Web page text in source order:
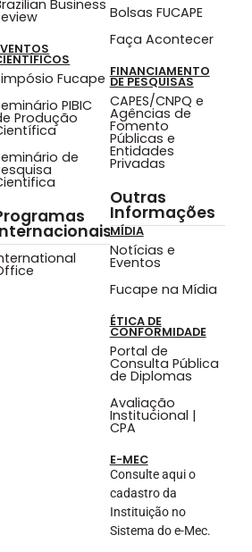
Business
Fucape
PIBIC
Produção
de
Bolsas FUCAPE
Faça Acontecer
FINANCIAMENTO
DE PESQUISAS
CAPES/CNPQ e
Agências de
Fomento
Públicas e
Entidades
Privadas
Outras
Informações
MÍDIA
Notícias e
Eventos
Fucape na Mídia
ÉTICA DE
CONFORMIDADE
Portal de
Consulta Pública
de Diplomas
Avaliação
Institucional |
CPA
E-MEC
Consulte aqui o
cadastro da
Instituição no
Sistema do e-Mec.